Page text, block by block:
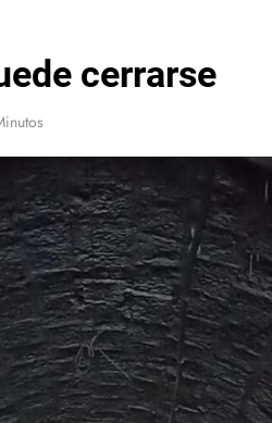
cerrarse